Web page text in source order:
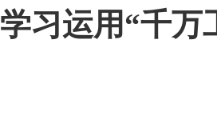
学习运用 “千万